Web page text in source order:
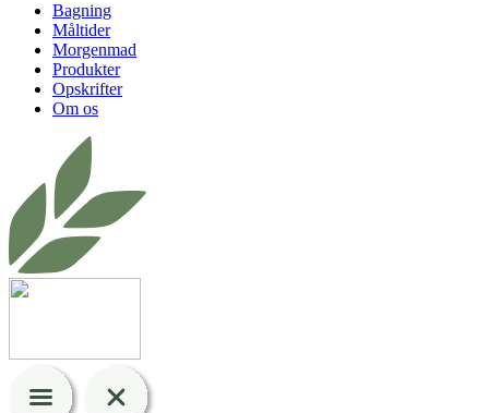
Bagning
Måltider
Morgenmad
Produkter
Opskrifter
Om os